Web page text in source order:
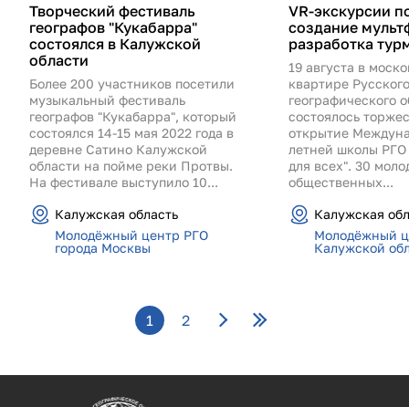
Творческий фестиваль
географов "Кукабарра"
состоялся в Калужской
области
Более 200 участников посетили
музыкальный фестиваль
географов "Кукабарра", который
состоялся 14-15 мая 2022 года в
деревне Сатино Калужской
области на пойме реки Протвы.
На фестивале выступило 10...
Калужская область
Молодёжный центр РГО
города Москвы
VR-экскурсии
создание
разработка
19 августа в
квартире Русского
географического
состоялось
открытие
летней школы РГО
для всех". 30
общественных...
Калужская
Молодёжный
Калужской
1 2